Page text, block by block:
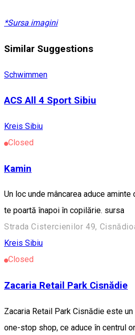
*Sursa imagini
Similar Suggestions
Schwimmen
ACS All 4 Sport Sibiu
Kreis Sibiu
Closed
Kamin
Un loc unde mâncarea aduce
te poartă înapoi în copilărie. sursa
Strada Cistercienilor 49,
Kreis Sibiu
Closed
Zacaria Retail Park Cisnădie
Zacaria Retail Park Cisnădie este
one-stop shop, ce aduce în centrul